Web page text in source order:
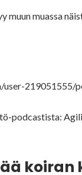
muun muassa
user-219051555/
podcastista:
koiran